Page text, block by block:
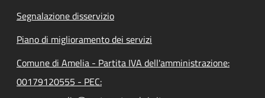
Segnalazione disservizio
Piano di miglioramento dei servizi
Comune di Amelia - Partita IVA dell'amministrazione:
00179120555 - PEC: